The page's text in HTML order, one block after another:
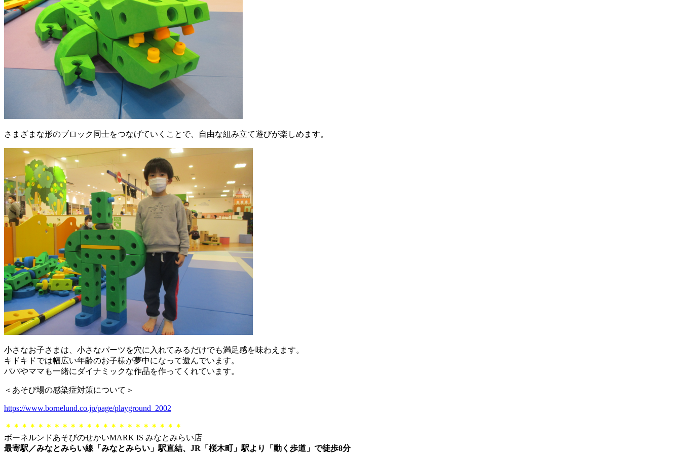
さまざまな形のブロック同士をつなげていくことで、自由な組み立て遊びが楽しめます。
小さなお子さまは、小さなパーツを穴に入れてみるだけでも満足感を味わえます。
キドキドでは幅広い年齢のお子様が夢中になって遊んでいます。
パパやママも一緒にダイナミックな作品を作ってくれています。
＜あそび場の感染症対策について＞
https://www.bornelund.co.jp/page/playground_2002
＊＊＊＊＊＊＊＊＊＊＊＊＊＊＊＊＊＊＊＊＊＊
ボーネルンドあそびのせかいMARK IS みなとみらい店
最寄駅／みなとみらい線「みなとみらい」駅直結、JR「桜木町」駅より「動く歩道」で徒歩8分